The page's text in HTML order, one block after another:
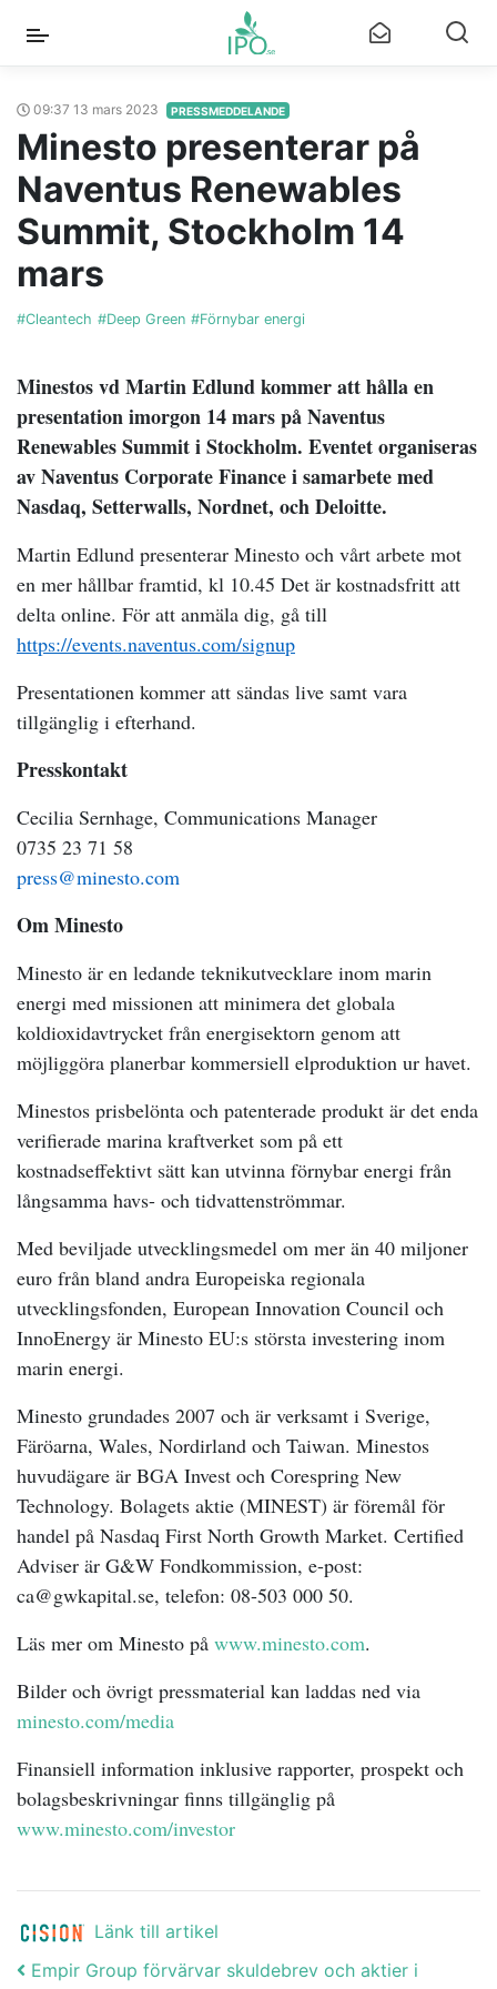
09:37 13 mars 2023 PRESSMEDDELANDE
Minesto presenterar på
Naventus Renewables
Summit, Stockholm 14
mars
#Cleantech #Deep Green #Förnybar energi
Minestos vd Martin Edlund kommer att hålla en
presentation imorgon 14 mars på Naventus
Renewables Summit i Stockholm. Eventet organiseras
av Naventus Corporate Finance i samarbete med
Nasdaq, Setterwalls, Nordnet, och Deloitte.
Martin Edlund presenterar Minesto och vårt arbete mot
en mer hållbar framtid, kl 10.45 Det är kostnadsfritt att
delta online. För att anmäla dig, gå till
https://events.naventus.com/signup
Presentationen kommer att sändas live samt vara
tillgänglig i efterhand.
Presskontakt
Cecilia Sernhage, Communications Manager
0735 23 71 58
press@minesto.com
Om Minesto
Minesto är en ledande teknikutvecklare inom marin
energi med missionen att minimera det globala
koldioxidavtrycket från energisektorn genom att
möjliggöra planerbar kommersiell elproduktion ur havet.
Minestos prisbelönta och patenterade produkt är det enda
verifierade marina kraftverket som på ett
kostnadseffektivt sätt kan utvinna förnybar energi från
långsamma havs- och tidvattenströmmar.
Med beviljade utvecklingsmedel om mer än 40 miljoner
euro från bland andra Europeiska regionala
utvecklingsfonden, European Innovation Council och
InnoEnergy är Minesto EU:s största investering inom
marin energi.
Minesto grundades 2007 och är verksamt i Sverige,
Färöarna, Wales, Nordirland och Taiwan. Minestos
huvudägare är BGA Invest och Corespring New
Technology. Bolagets aktie (MINEST) är föremål för
handel på Nasdaq First North Growth Market. Certified
Adviser är G&W Fondkommission, e-post:
ca@gwkapital.se, telefon: 08-503 000 50.
Läs mer om Minesto på www.minesto.com.
Bilder och övrigt pressmaterial kan laddas ned via
minesto.com/media
Finansiell information inklusive rapporter, prospekt och
bolagsbeskrivningar finns tillgänglig på
www.minesto.com/investor
Länk till artikel
Post navigation
Empir Group förvärvar skuldebrev och aktier i